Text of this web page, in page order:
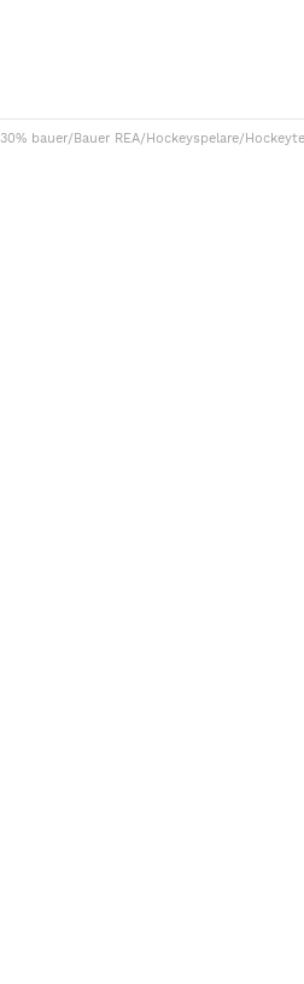
30% bauer/Bauer REA/Hockeyspelare/